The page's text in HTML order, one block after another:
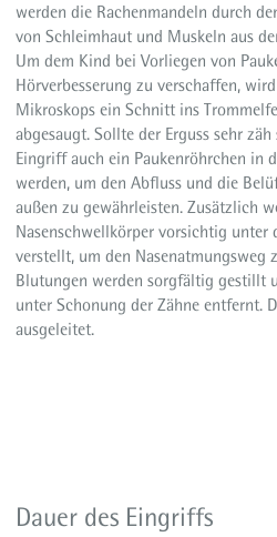
werden die Rachenmandeln durch
von Schleimhaut und Muskeln aus
Um dem Kind bei Vorliegen von
Hörverbesserung zu verschaffen,
Mikroskops ein Schnitt ins
abgesaugt. Sollte der Erguss sehr
Eingriff auch ein Paukenröhrchen in
werden, um den Abfluss und die
außen zu gewährleisten. Zusätzlich
Nasenschwellkörper vorsichtig unter
verstellt, um den Nasenatmungsweg
Blutungen werden sorgfältig gestillt
unter Schonung der Zähne entfernt.
ausgeleitet.
Dauer des Eingriffs